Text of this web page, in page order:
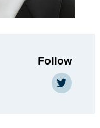
Follow